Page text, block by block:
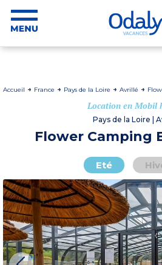
Accueil France Pays de la Loire Avrillé
Location en Mobil
Pays de la Loire |
Flower Camping
Eté